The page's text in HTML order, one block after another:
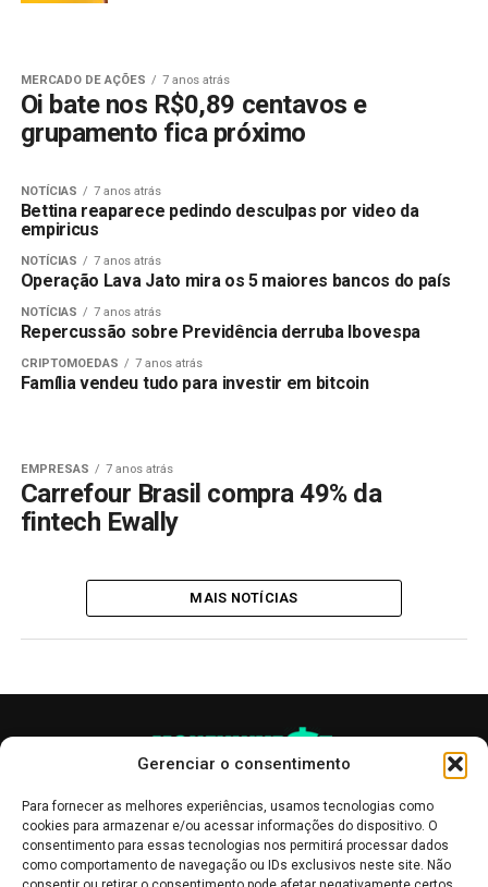
Gerenciar o consentimento
Para fornecer as melhores experiências, usamos tecnologias como
cookies para armazenar e/ou acessar informações do dispositivo. O
consentimento para essas tecnologias nos permitirá processar dados
como comportamento de navegação ou IDs exclusivos neste site. Não
MERCADO DE AÇÕES 7 anos atrás
Oi bate nos R$0,89 centavos e
grupamento fica próximo
NOTÍCIAS 7 anos atrás
Bettina reaparece pedindo desculpas por video da
empiricus
NOTÍCIAS 7 anos atrás
Operação Lava Jato mira os 5 maiores bancos do país
NOTÍCIAS 7 anos atrás
Repercussão sobre Previdência derruba Ibovespa
CRIPTOMOEDAS 7 anos atrás
Família vendeu tudo para investir em bitcoin
EMPRESAS 7 anos atrás
Carrefour Brasil compra 49% da
fintech Ewally
MAIS NOTÍCIAS